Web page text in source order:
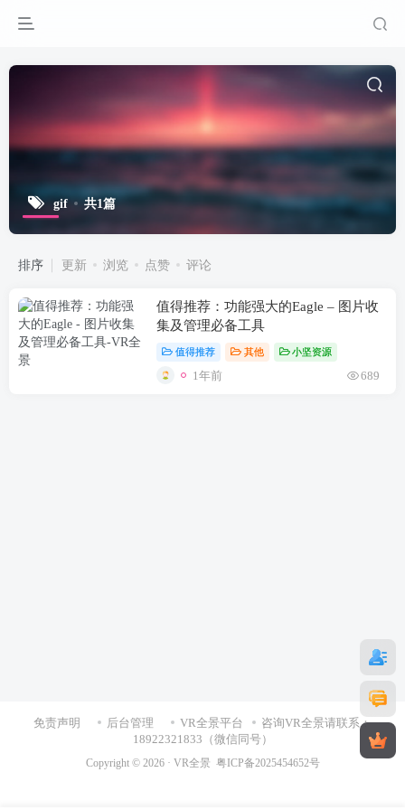
gif 共1篇
排序 更新 浏览 点赞 评论
值得推荐：功能强大的Eagle – 图片收
集及管理必备工具
值得推荐 其他 小坚资源
1年前 689
免责声明 后台管理 VR全景平台
咨询VR全景请联系：
18922321833（微信同号）
Copyright © 2026 · VR全景 粤ICP备2025454652号